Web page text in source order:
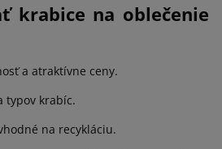
krabice na oblečenie
a atraktívne ceny.
typov krabíc.
na recykláciu.